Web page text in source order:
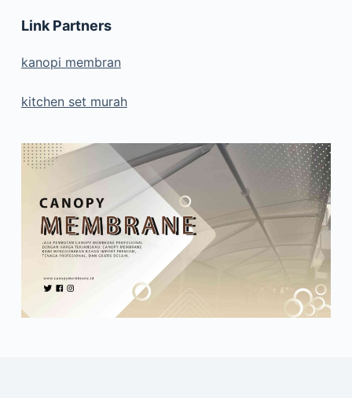
Link Partners
kanopi membran
kitchen set murah